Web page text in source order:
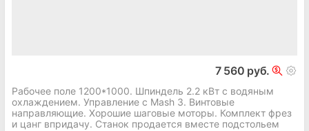
7 560 руб.
Рабочее поле 1200*1000. Шпиндель 2.2 кВт с водяным
охлаждением. Управление с Mash 3. Винтовые
направляющие. Хорошие шаговые моторы. Комплект фрез
и цанг впридачу. Станок продается вместе подстольем